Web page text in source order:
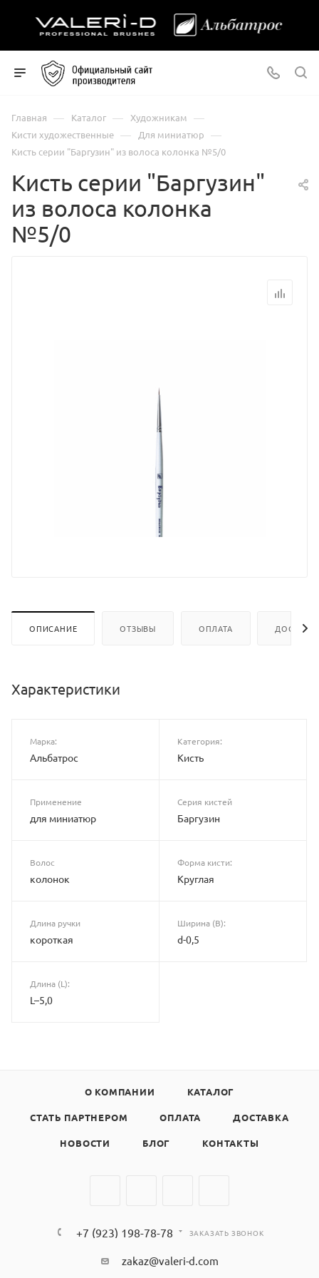
Главная — Каталог — Художникам —
Кисти художественные — Для миниатюр —
Кисть серии "Баргузин" из волоса колонка №5/0
Кисть серии "Баргузин"
из волоса колонка
№5/0
ОПИСАНИЕ ОТЗЫВЫ ОПЛАТА
Характеристики
Марка:
Альбатрос
Категория:
Кисть
Применение
для миниатюр
Серия кистей
Баргузин
Волос
колонок
Форма кисти:
Круглая
Длина ручки
короткая
Ширина (B):
d-0,5
Длина (L):
L–5,0
О КОМПАНИИ КАТАЛОГ
СТАТЬ ПАРТНЕРОМ ОПЛАТА ДОСТАВКА
НОВОСТИ БЛОГ КОНТАКТЫ
+7 (923) 198-78-78 ЗАКАЗАТЬ ЗВОНОК
zakaz@valeri-d.com